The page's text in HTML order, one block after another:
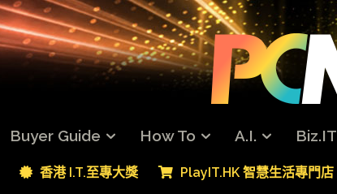
Buyer Guide How To A.I. Biz.IT
香港 I.T.至專大獎 PlayIT.HK 智慧生活專門店